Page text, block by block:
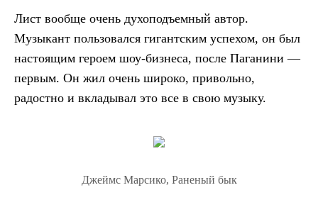
Лист вообще очень духоподъемный автор.
Музыкант пользовался гигантским успехом, он был
настоящим героем шоу-бизнеса, после Паганини —
первым. Он жил очень широко, привольно,
радостно и вкладывал это все в свою музыку.
Джеймс Марсико, Раненый бык